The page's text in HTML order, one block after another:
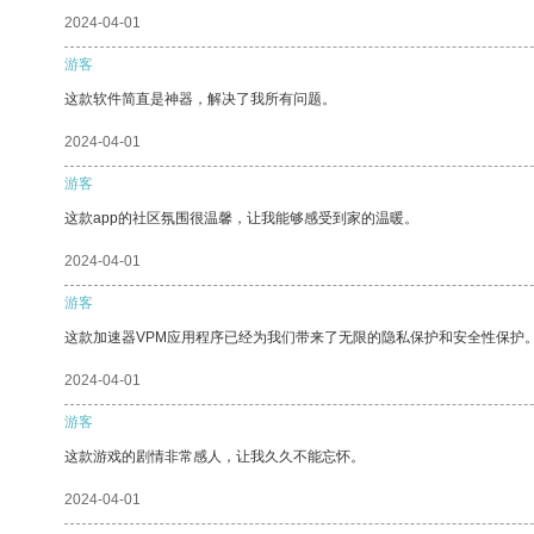
2024-04-01
游客
这款软件简直是神器，解决了我所有问题。
2024-04-01
游客
这款app的社区氛围很温馨，让我能够感受到家的温暖。
2024-04-01
游客
这款加速器VPM应用程序已经为我们带来了无限的隐私保护和安全性保护
2024-04-01
游客
这款游戏的剧情非常感人，让我久久不能忘怀。
2024-04-01